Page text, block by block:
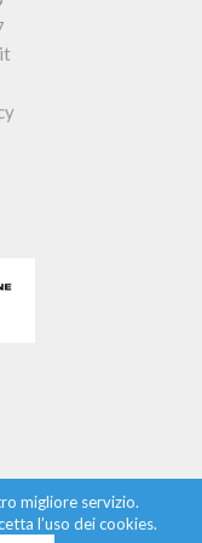
migliore servizio.
l’uso dei cookies.